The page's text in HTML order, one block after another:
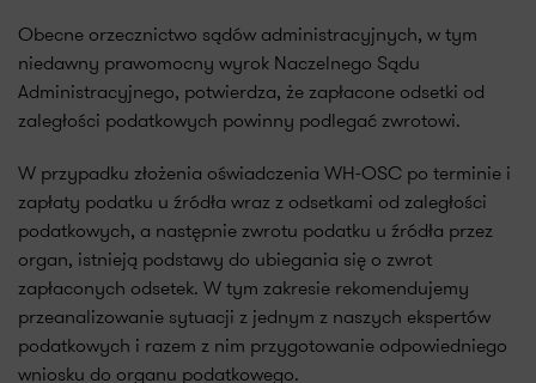
Obecne orzecznictwo sądów administracyjnych, w tym
niedawny prawomocny wyrok Naczelnego Sądu
Administracyjnego, potwierdza, że zapłacone odsetki od
zaległości podatkowych powinny podlegać zwrotowi.
W przypadku złożenia oświadczenia WH-OSC po terminie i
zapłaty podatku u źródła wraz z odsetkami od zaległości
podatkowych, a następnie zwrotu podatku u źródła przez
organ, istnieją podstawy do ubiegania się o zwrot
zapłaconych odsetek. W tym zakresie rekomendujemy
przeanalizowanie sytuacji z jednym z naszych ekspertów
podatkowych i razem z nim przygotowanie odpowiedniego
wniosku do organu podatkowego.